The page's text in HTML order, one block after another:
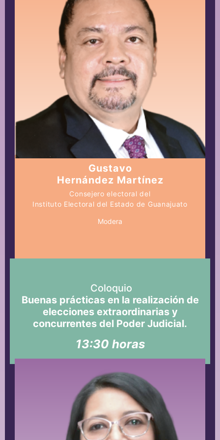
Gustavo
Hernández Martínez
Consejero electoral del
Instituto Electoral del Estado de Guanajuato
Modera
Coloquio
Buenas prácticas en la realización de
elecciones extraordinarias y
concurrentes del Poder Judicial.
13:30 horas